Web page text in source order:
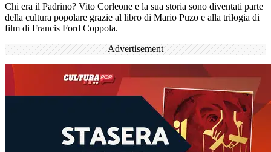
Chi era il Padrino? Vito Corleone e la sua storia sono diventati parte
della cultura popolare grazie al libro di Mario Puzo e alla trilogia di
film di Francis Ford Coppola.
Advertisement